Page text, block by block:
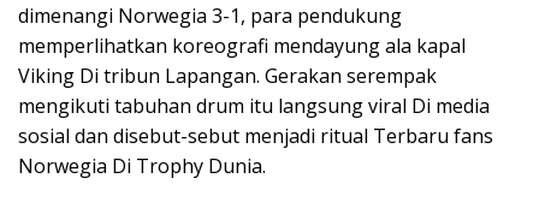
dimenangi Norwegia 3-1, para pendukung
memperlihatkan koreografi mendayung ala kapal
Viking Di tribun Lapangan. Gerakan serempak
mengikuti tabuhan drum itu langsung viral Di media
sosial dan disebut-sebut menjadi ritual Terbaru fans
Norwegia Di Trophy Dunia.